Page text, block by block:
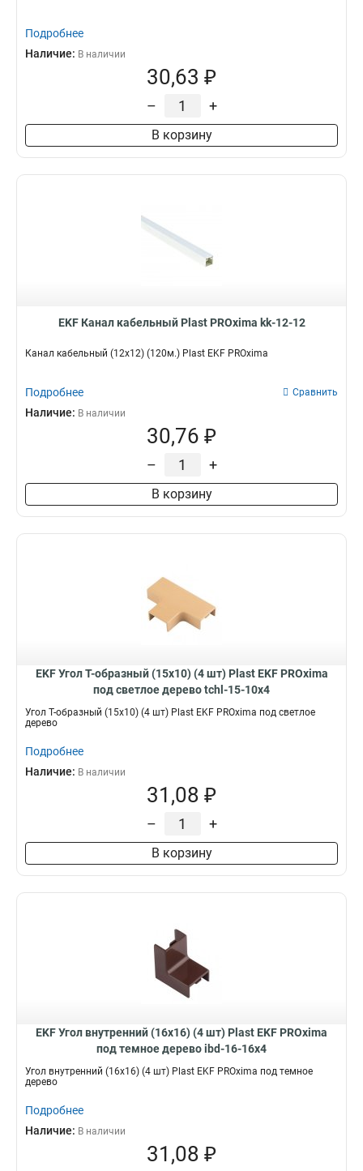
Подробнее
Наличие: В наличии
30,63 ₽
– +
В корзину
EKF Канал кабельный Plast PROxima kk-12-12
Канал кабельный (12х12) (120м.) Plast EKF PROxima
Подробнее Сравнить
Наличие: В наличии
30,76 ₽
– +
В корзину
EKF Угол T-образный (15х10) (4 шт) Plast EKF PROxima
под светлое дерево tchl-15-10x4
Угол T-образный (15х10) (4 шт) Plast EKF PROxima под светлое
дерево
Подробнее
Наличие: В наличии
31,08 ₽
– +
В корзину
EKF Угол внутренний (16х16) (4 шт) Plast EKF PROxima
под темное дерево ibd-16-16x4
Угол внутренний (16х16) (4 шт) Plast EKF PROxima под темное
дерево
Подробнее
Наличие: В наличии
31,08 ₽